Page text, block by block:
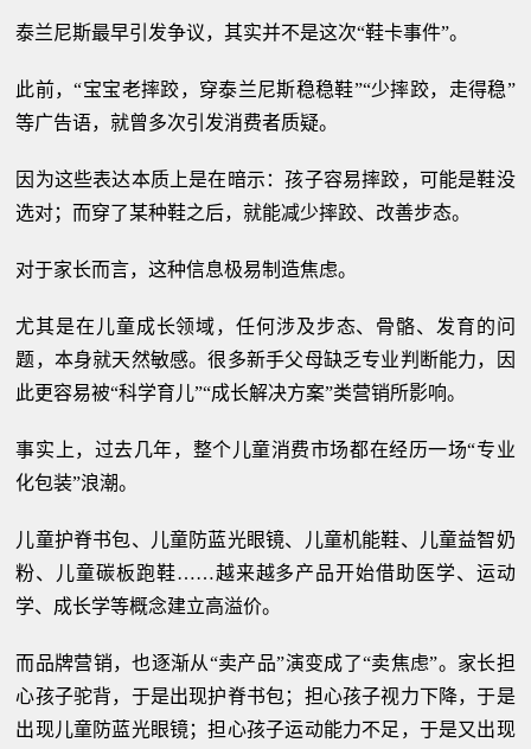
泰兰尼斯最早引发争议，其实并不是这次“鞋卡事件”。
此前，“宝宝老摔跤，穿泰兰尼斯稳稳鞋”“少摔跤，走得稳”
等广告语，就曾多次引发消费者质疑。
因为这些表达本质上是在暗示：孩子容易摔跤，可能是鞋没
选对；而穿了某种鞋之后，就能减少摔跤、改善步态。
对于家长而言，这种信息极易制造焦虑。
尤其是在儿童成长领域，任何涉及步态、骨骼、发育的问
题，本身就天然敏感。很多新手父母缺乏专业判断能力，因
此更容易被“科学育儿”“成长解决方案”类营销所影响。
事实上，过去几年，整个儿童消费市场都在经历一场“专业
化包装”浪潮。
儿童护脊书包、儿童防蓝光眼镜、儿童机能鞋、儿童益智奶
粉、儿童碳板跑鞋……越来越多产品开始借助医学、运动
学、成长学等概念建立高溢价。
而品牌营销，也逐渐从“卖产品”演变成了“卖焦虑”。家长担
心孩子驼背，于是出现护脊书包；担心孩子视力下降，于是
出现儿童防蓝光眼镜；担心孩子运动能力不足，于是又出现